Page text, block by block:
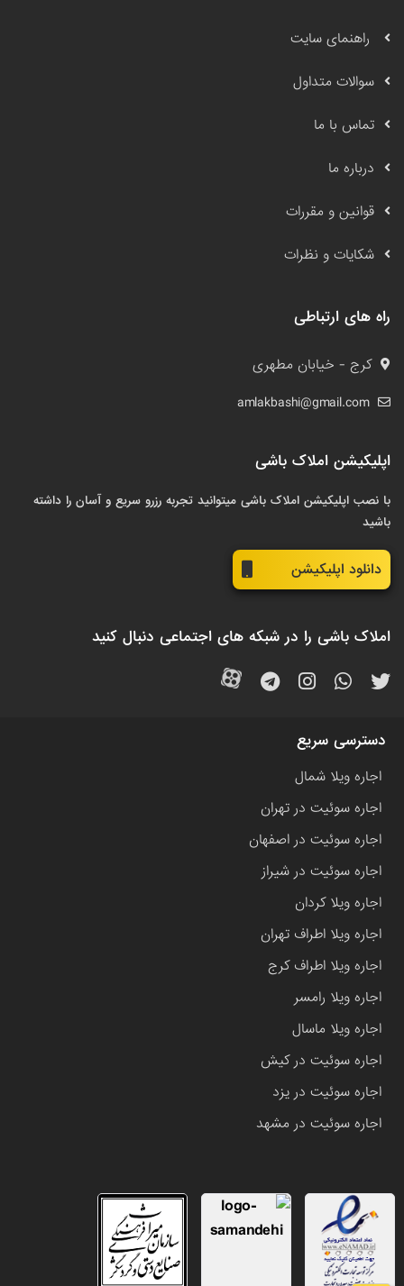
راهنمای سایت
سوالات متداول
تماس با ما
درباره ما
قوانین و مقررات
شکایات و نظرات
راه های ارتباطی
کرج - خیابان مطهری
amlakbashi@gmail.com
اپلیکیشن املاک باشی
با نصب اپلیکیشن املاک باشی میتوانید تجربه رزرو سریع و آسان را داشته
باشید
دانلود اپلیکیشن
املاک باشی را در شبکه های اجتماعی دنبال کنید
دسترسی سریع
اجاره ویلا شمال
اجاره سوئیت در تهران
اجاره سوئیت در اصفهان
اجاره سوئیت در شیراز
اجاره ویلا کردان
اجاره ویلا اطراف تهران
اجاره ویلا اطراف کرج
اجاره ویلا رامسر
اجاره ویلا ماسال
اجاره سوئیت در کیش
اجاره سوئیت در یزد
اجاره سوئیت در مشهد